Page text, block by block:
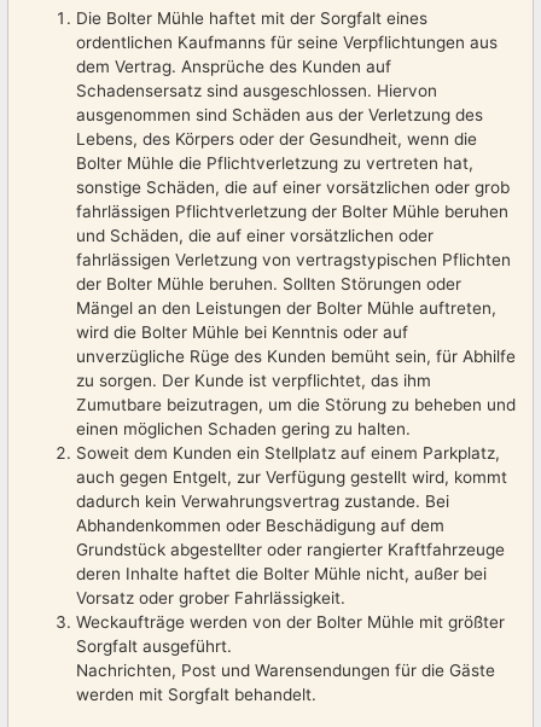
Die Bolter Mühle haftet mit der Sorgfalt eines
ordentlichen Kaufmanns für seine Verpflichtungen aus
dem Vertrag. Ansprüche des Kunden auf
Schadensersatz sind ausgeschlossen. Hiervon
ausgenommen sind Schäden aus der Verletzung des
Lebens, des Körpers oder der Gesundheit, wenn die
Bolter Mühle die Pflichtverletzung zu vertreten hat,
sonstige Schäden, die auf einer vorsätzlichen oder grob
fahrlässigen Pflichtverletzung der Bolter Mühle beruhen
und Schäden, die auf einer vorsätzlichen oder
fahrlässigen Verletzung von vertragstypischen Pflichten
der Bolter Mühle beruhen. Sollten Störungen oder
Mängel an den Leistungen der Bolter Mühle auftreten,
wird die Bolter Mühle bei Kenntnis oder auf
unverzügliche Rüge des Kunden bemüht sein, für Abhilfe
zu sorgen. Der Kunde ist verpflichtet, das ihm
Zumutbare beizutragen, um die Störung zu beheben und
einen möglichen Schaden gering zu halten.
Soweit dem Kunden ein Stellplatz auf einem Parkplatz,
auch gegen Entgelt, zur Verfügung gestellt wird, kommt
dadurch kein Verwahrungsvertrag zustande. Bei
Abhandenkommen oder Beschädigung auf dem
Grundstück abgestellter oder rangierter Kraftfahrzeuge
deren Inhalte haftet die Bolter Mühle nicht, außer bei
Vorsatz oder grober Fahrlässigkeit.
Weckaufträge werden von der Bolter Mühle mit größter
Sorgfalt ausgeführt.
Nachrichten, Post und Warensendungen für die Gäste
werden mit Sorgfalt behandelt.